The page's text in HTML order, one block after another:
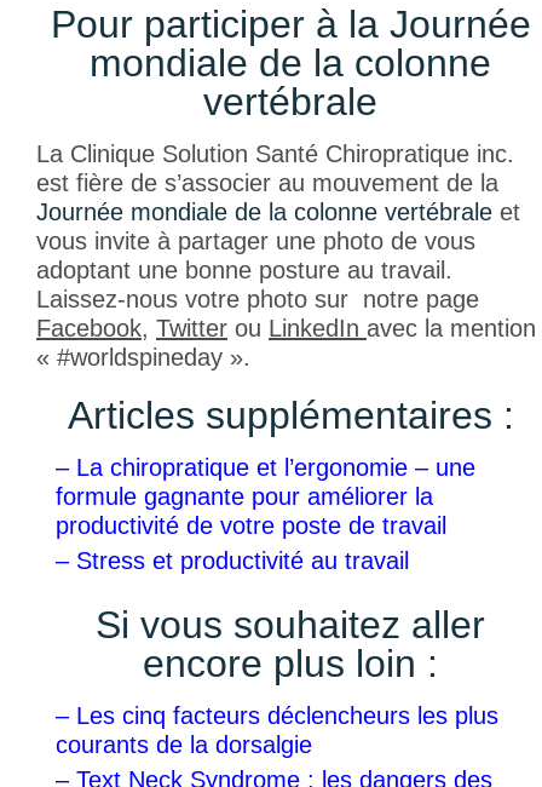
Pour participer à la Journée
mondiale de la colonne
vertébrale
La Clinique Solution Santé Chiropratique inc.
est fière de s’associer au mouvement de la
Journée mondiale de la colonne vertébrale et
vous invite à partager une photo de vous
adoptant une bonne posture au travail.
Laissez-nous votre photo sur notre page
Facebook, Twitter ou LinkedIn avec la mention
« #worldspineday ».
Articles supplémentaires :
– La chiropratique et l’ergonomie – une
formule gagnante pour améliorer la
productivité de votre poste de travail
– Stress et productivité au travail
Si vous souhaitez aller
encore plus loin :
– Les cinq facteurs déclencheurs les plus
courants de la dorsalgie
– Text Neck Syndrome : les dangers des